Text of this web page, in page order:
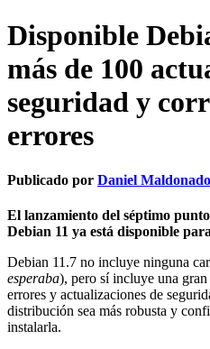
Disponible
más de 100
seguridad y
errores
Publicado por Daniel Maldonado
El lanzamiento del séptimo
Debian 11 ya está disponible
Debian 11.7 no incluye ninguna
esperaba), pero sí incluye una
errores y actualizaciones de
distribución sea más robusta y
instalarla.